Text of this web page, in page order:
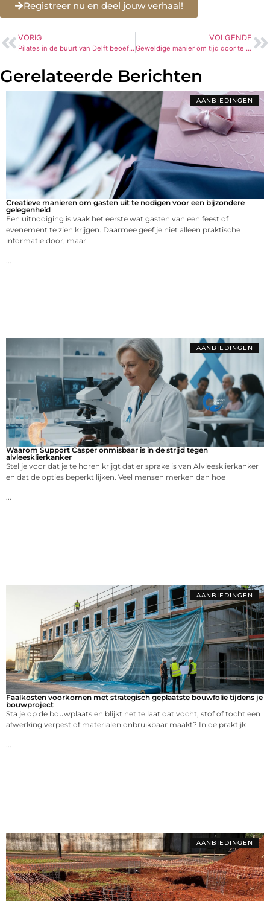
Registreer nu en deel jouw verhaal!
VORIG
Pilates in de buurt van Delft beoefenen
VOLGENDE
Geweldige manier om tijd door te brengen met familie en vrienden
Gerelateerde Berichten
AANBIEDINGEN
Creatieve manieren om gasten uit te nodigen voor een bijzondere
gelegenheid
Een uitnodiging is vaak het eerste wat gasten van een feest of
evenement te zien krijgen. Daarmee geef je niet alleen praktische
informatie door, maar
AANBIEDINGEN
Waarom Support Casper onmisbaar is in de strijd tegen
alvleesklierkanker
Stel je voor dat je te horen krijgt dat er sprake is van Alvleesklierkanker
en dat de opties beperkt lijken. Veel mensen merken dan hoe
AANBIEDINGEN
Faalkosten voorkomen met strategisch geplaatste bouwfolie tijdens je
bouwproject
Sta je op de bouwplaats en blijkt net te laat dat vocht, stof of tocht een
afwerking verpest of materialen onbruikbaar maakt? In de praktijk
AANBIEDINGEN